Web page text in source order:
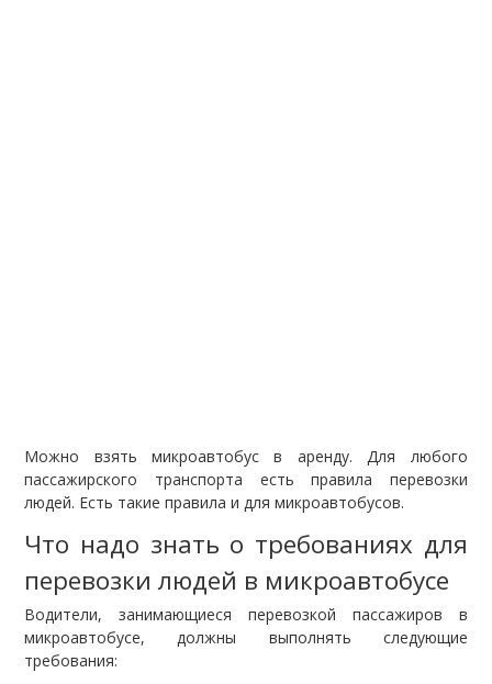
Можно взять микроавтобус в аренду. Для любого
пассажирского транспорта есть правила перевозки
людей. Есть такие правила и для микроавтобусов.
Что надо знать о требованиях для
перевозки людей в микроавтобусе
Водители, занимающиеся перевозкой пассажиров в
микроавтобусе, должны выполнять следующие
требования: